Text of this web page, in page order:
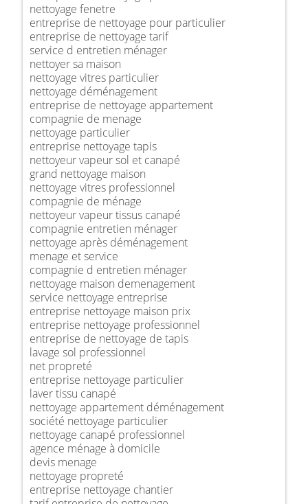
nettoyage fenetre
entreprise de nettoyage pour particulier
entreprise de nettoyage tarif
service d entretien ménager
nettoyer sa maison
nettoyage vitres particulier
nettoyage déménagement
entreprise de nettoyage appartement
compagnie de menage
nettoyage particulier
entreprise nettoyage tapis
nettoyeur vapeur sol et canapé
grand nettoyage maison
nettoyage vitres professionnel
compagnie de ménage
nettoyeur vapeur tissus canapé
compagnie entretien ménager
nettoyage après déménagement
menage et service
compagnie d entretien ménager
nettoyage maison demenagement
service nettoyage entreprise
entreprise nettoyage maison prix
entreprise nettoyage professionnel
entreprise de nettoyage de tapis
lavage sol professionnel
net propreté
entreprise nettoyage particulier
laver tissu canapé
nettoyage appartement déménagement
société nettoyage particulier
nettoyage canapé professionnel
agence ménage à domicile
devis menage
nettoyage propreté
entreprise nettoyage chantier